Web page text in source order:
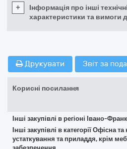
+
Інформація про інші
характеристики та вимоги
Друкувати Звіт за
Корисні посилання
Інші закупівлі в регіоні Івано-
Інші закупівлі в категорії Офісна
устаткування та приладдя, крім